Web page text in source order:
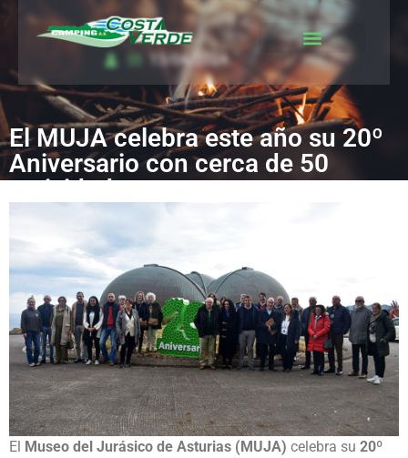
13/04/2024
El MUJA celebra este año su 20º
Aniversario con cerca de 50
actividades y propuestas
El Museo del Jurásico de Asturias (MUJA) celebra su 20º